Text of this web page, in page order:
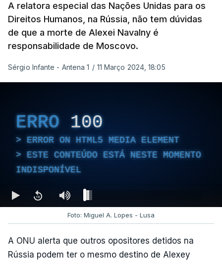
A relatora especial das Nações Unidas para os
Direitos Humanos, na Rússia, não tem dúvidas
de que a morte de Alexei Navalny é
responsabilidade de Moscovo.
Sérgio Infante - Antena 1 / 11 Março 2024, 18:05
ERRO 100
ERROR ON HTML5 MEDIA ELEMENT
ESTE CONTEÚDO ESTÁ NESTE MOMENTO
INDISPONÍVEL
Foto: Miguel A. Lopes - Lusa
A ONU alerta que outros opositores detidos na
Rússia podem ter o mesmo destino de Alexey